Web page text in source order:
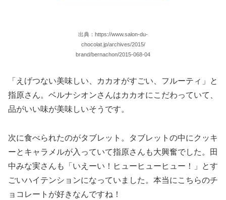
出典：https://www.salon-du-
chocolat.jp/archives/2015/
brand/bernachon/2015-068-04
「えげつない美味しい、カカオがすごい、フルーティ」と
指原さん。ベルナシオンさんはカカオにこだわっていて、
品がいい味が美味しいそうです。
次に食べられたのがタブレット。タブレットの中にクッキ
ーとキャラメルが入っていて指原さんも大興奮でした。田
中みな実さんも「いえーい！ヒューヒューヒュー！」とす
ごいハイテンションになっていました。本当にこちらのチ
ョコレートが好きなんですね！